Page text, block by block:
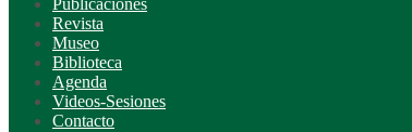
Publicaciones
Revista
Museo
Biblioteca
Agenda
Videos-Sesiones
Contacto